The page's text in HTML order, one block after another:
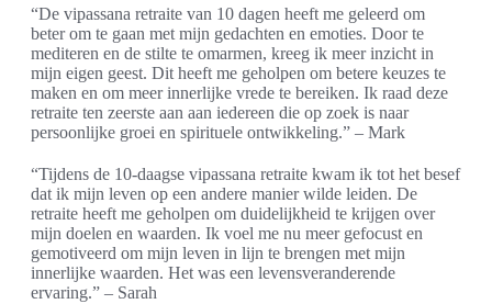
“De vipassana retraite van 10 dagen heeft me geleerd om
beter om te gaan met mijn gedachten en emoties. Door te
mediteren en de stilte te omarmen, kreeg ik meer inzicht in
mijn eigen geest. Dit heeft me geholpen om betere keuzes te
maken en om meer innerlijke vrede te bereiken. Ik raad deze
retraite ten zeerste aan aan iedereen die op zoek is naar
persoonlijke groei en spirituele ontwikkeling.” – Mark
“Tijdens de 10-daagse vipassana retraite kwam ik tot het besef
dat ik mijn leven op een andere manier wilde leiden. De
retraite heeft me geholpen om duidelijkheid te krijgen over
mijn doelen en waarden. Ik voel me nu meer gefocust en
gemotiveerd om mijn leven in lijn te brengen met mijn
innerlijke waarden. Het was een levensveranderende
ervaring.” – Sarah